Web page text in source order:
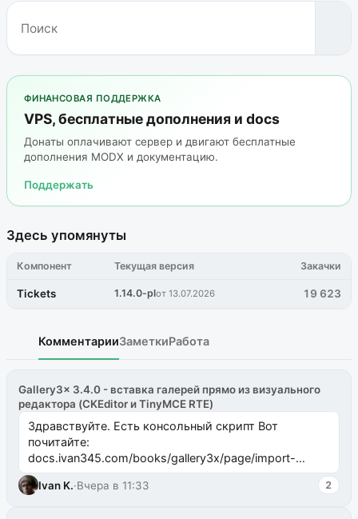
ФИНАНСОВАЯ ПОДДЕРЖКА
VPS, бесплатные дополнения и docs
Донаты оплачивают сервер и двигают бесплатные
дополнения MODX и документацию.
Поддержать
Здесь упомянуты
Компонент Текущая версия Закачки
Tickets 1.14.0-plот 13.07.2026 19 623
КомментарииЗаметкиРабота
Gallery3x 3.4.0 - вставка галерей прямо из визуального
редактора (CKEditor и TinyMCE RTE)
Здравствуйте. Есть консольный скрипт Вот
почитайте:
docs.ivan345.com/books/gallery3x/page/import-
ms2galleryphp
Ivan K.·Вчера в 11:33 2